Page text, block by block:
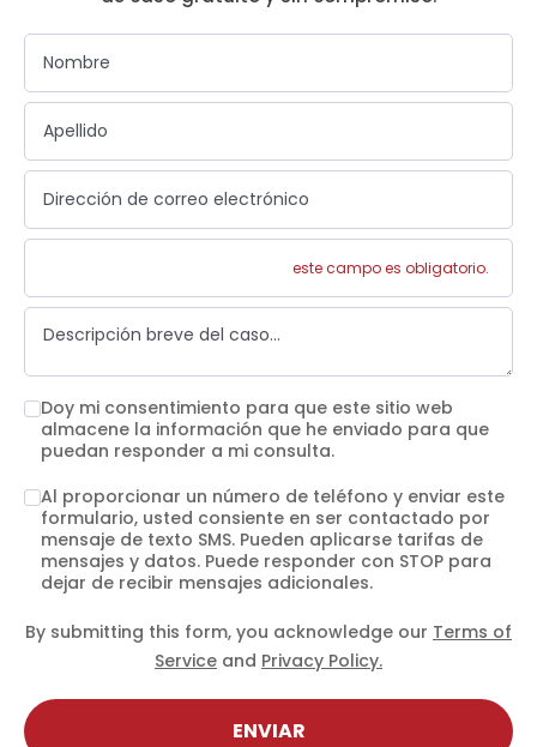
este campo es obligatorio.
Doy mi consentimiento para que este sitio web
almacene la información que he enviado para que
puedan responder a mi consulta.
Al proporcionar un número de teléfono y enviar este
formulario, usted consiente en ser contactado por
mensaje de texto SMS. Pueden aplicarse tarifas de
mensajes y datos. Puede responder con STOP para
dejar de recibir mensajes adicionales.
By submitting this form, you acknowledge our Terms of
Service and Privacy Policy.
ENVIAR